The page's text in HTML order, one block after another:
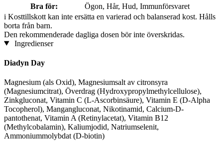
Bra för:
Ögon, Hår, Hud, Immunförsvaret
i Kosttillskott kan inte ersätta en varierad och balanserad kost. Hålls
borta från barn.
Den rekommenderade dagliga dosen bör inte överskridas.
Ingredienser
Diadyn Day
Magnesium (als Oxid), Magnesiumsalt av citronsyra
(Magnesiumcitrat), Överdrag (Hydroxypropylmethylcellulose),
Zinkgluconat, Vitamin C (L-Ascorbinsäure), Vitamin E (D-Alpha
Tocopherol), Mangangluconat, Nikotinamid, Calcium-D-
pantothenat, Vitamin A (Retinylacetat), Vitamin B12
(Methylcobalamin), Kaliumjodid, Natriumselenit,
Ammoniummolybdat (D-biotin)